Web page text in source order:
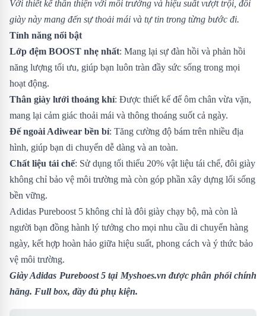
Với thiết kế thân thiện với môi trường và hiệu suất vượt trội, đôi
giày này mang đến sự thoải mái và tự tin trong từng bước đi.
Tính năng nổi bật
Lớp đệm BOOST nhẹ nhất: Mang lại sự đàn hồi và phản hồi
năng lượng tối ưu, giúp bạn luôn tràn đầy sức sống trong mọi
hoạt động.
Thân giày lưới thoáng khí: Được thiết kế để ôm chân vừa vặn,
mang lại cảm giác thoải mái và thông thoáng suốt cả ngày.
Đế ngoài Adiwear bền bỉ: Tăng cường độ bám trên nhiều địa
hình, giúp bạn di chuyển dễ dàng và an toàn.
Chất liệu tái chế: Sử dụng tối thiểu 20% vật liệu tái chế, đôi giày
không chỉ bảo vệ môi trường mà còn góp phần xây dựng lối sống
bền vững.
Adidas Pureboost 5 không chỉ là đôi giày chạy bộ, mà còn là
người bạn đồng hành lý tưởng cho mọi nhu cầu di chuyển hàng
ngày, kết hợp hoàn hảo giữa hiệu suất, phong cách và ý thức bảo
vệ môi trường.
Giày Adidas Pureboost 5 tại Myshoes.vn được phân phối chính
hãng. Full box, đầy đủ phụ kiện.